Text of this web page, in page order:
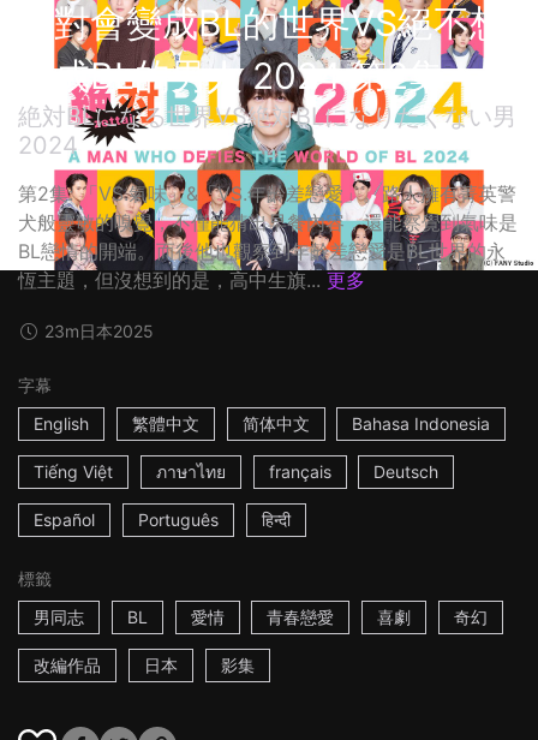
絕對會變成BL的世界VS絕不想
變成BL的男人 2024 第2集
絶対BLになる世界VS絶対BLになりたくない男
2024
第2集: 「VS.氣味」&「VS.年齡差戀愛」。路人擁有菁英警
犬般靈敏的嗅覺，不僅能猜出早餐內容，還能察覺到氣味是
BL戀情的開端。而後他也觀察到年齡差戀愛是BL世界的永
恆主題，但沒想到的是，高中生旗... 更多
23m日本2025
字幕
English
繁體中文 简体中文 Bahasa Indonesia
Tiếng Việt ภาษาไทย français Deutsch
Español Português हिन्दी
標籤
男同志
BL 愛情 青春戀愛 喜劇 奇幻
改編作品 日本 影集